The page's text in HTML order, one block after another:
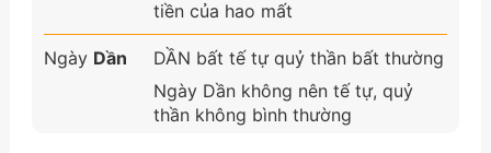
tiền của hao mất
Ngày Dần
DẦN bất tế tự quỷ thần bất thường
Ngày Dần không nên tế tự, quỷ
thần không bình thường